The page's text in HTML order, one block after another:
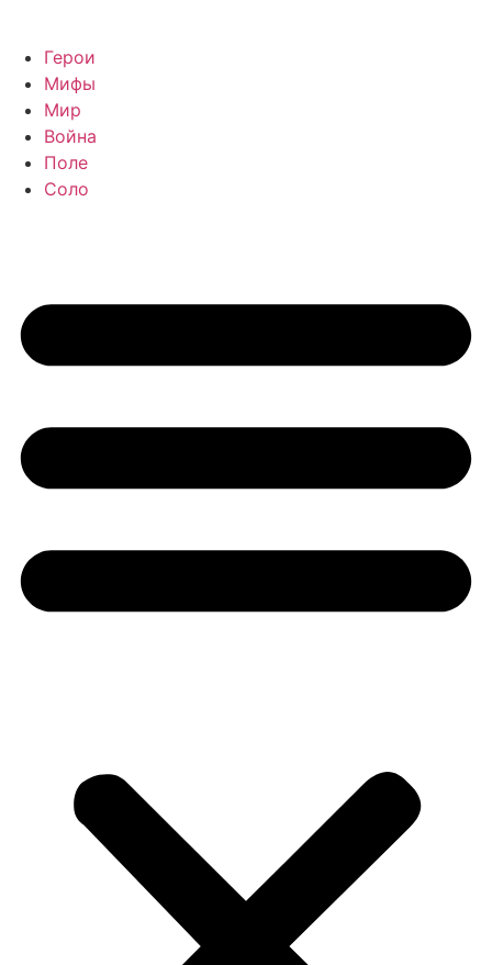
Герои
Мифы
Мир
Война
Поле
Соло